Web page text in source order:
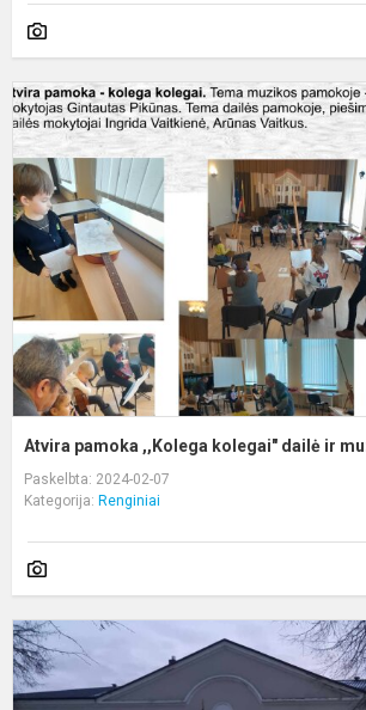
Atvira pamoka ,,Kolega kolegai" dailė ir
Paskelbta: 2024-02-07
Kategorija: Renginiai